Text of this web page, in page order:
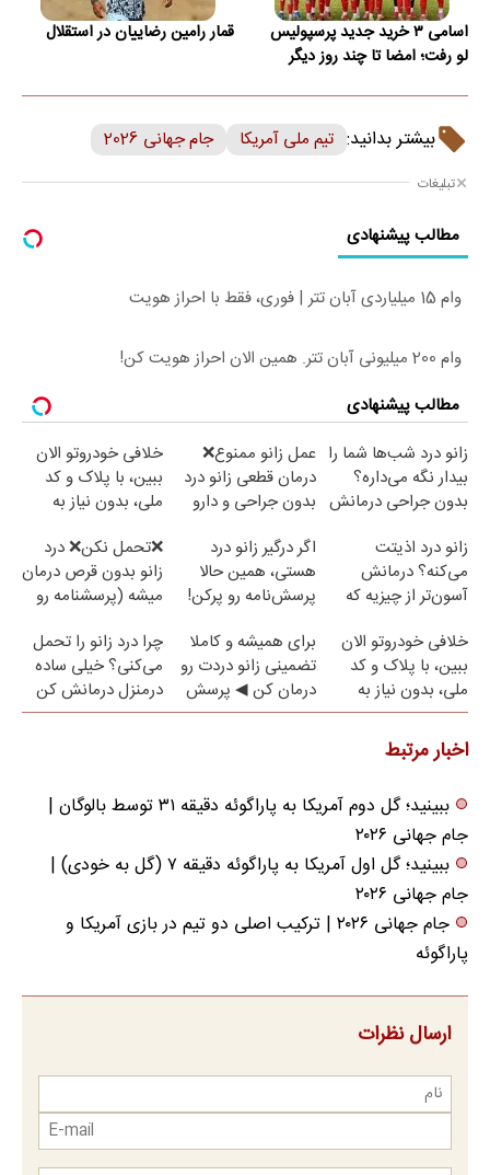
اسامی ۳ خرید جدید پرسپولیس
لو رفت؛ امضا تا چند روز دیگر
قمار رامین رضاییان در استقلال
بیشتر بدانید: تیم ملی آمریکا جام جهانی 2026
تبلیغات
مطالب پیشنهادی
وام 15 میلیاردی آبان تتر | فوری، فقط با احراز هویت
وام 200 میلیونی آبان تتر. همین الان احراز هویت کن!
مطالب پیشنهادی
زانو درد شب‌ها شما را
بیدار نگه می‌داره؟
بدون جراحی درمانش
عمل زانو ممنوع❌
درمان قطعی زانو درد
بدون جراحی و دارو
خلافی خودروتو الان
ببین، با پلاک و کد
ملی، بدون نیاز به
زانو درد اذیتت
می‌کنه؟ درمانش
آسون‌تر از چیزیه که
می‌کنی✅پرسشنامه
اگر درگیر زانو درد
هستی، همین حالا
پرسش‌نامه رو پرکن!
❌تحمل نکن❌ درد
زانو بدون قرص درمان
میشه (پرسشنامه رو
خلافی خودروتو الان
ببین، با پلاک و کد
ملی، بدون نیاز به
مراجعه حضوری
برای همیشه و کاملا
تضمینی زانو دردت رو
درمان کن ◀ پرسش
نامه ▶
چرا درد زانو را تحمل
می‌کنی؟ خیلی ساده
درمنزل درمانش کن
اخبار مرتبط
ببینید؛ گل دوم آمریکا به پاراگوئه دقیقه ۳۱ توسط بالوگان |
جام جهانی ۲۰۲۶
ببینید؛ گل اول آمریکا به پاراگوئه دقیقه ۷ (گل به خودی) |
جام جهانی ۲۰۲۶
جام جهانی ۲۰۲۶ | ترکیب اصلی دو تیم در بازی آمریکا و
پاراگوئه
ارسال نظرات